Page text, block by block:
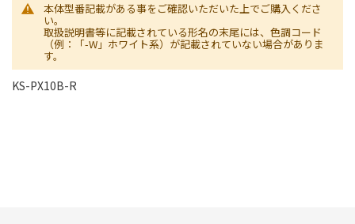
本体型番記載がある事をご確認いただいた上でご購入くださ
い。
取扱説明書等に記載されている形名の末尾には、色調コード
（例：「-W」ホワイト系）が記載されていない場合がありま
す。
KS-PX10B-R